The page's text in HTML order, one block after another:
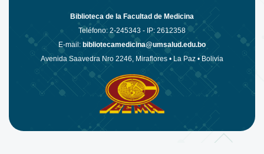
Biblioteca de la Facultad de Medicina
Teléfono: 2-245343 - IP: 2612358
E-mail: bibliotecamedicina@umsalud.edu.bo
Avenida Saavedra Nro 2246, Miraflores • La Paz • Bolivia